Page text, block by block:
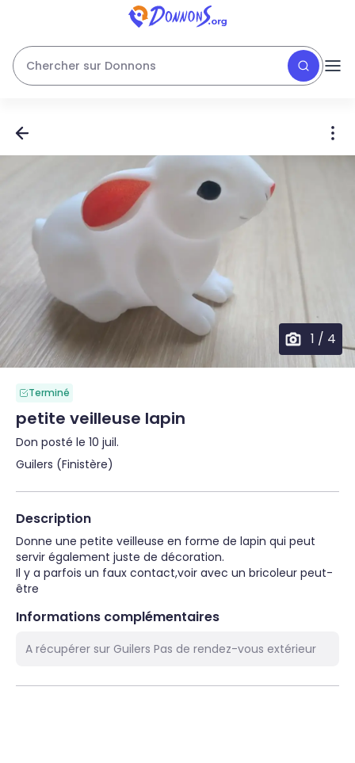
Chercher sur Donnons
1 / 4
Terminé
petite veilleuse lapin
Don posté le 10 juil.
Guilers (Finistère)
Description
Donne une petite veilleuse en forme de lapin qui peut
servir également juste de décoration.
Il y a parfois un faux contact,voir avec un bricoleur peut-
être
Informations complémentaires
A récupérer sur Guilers Pas de rendez-vous extérieur